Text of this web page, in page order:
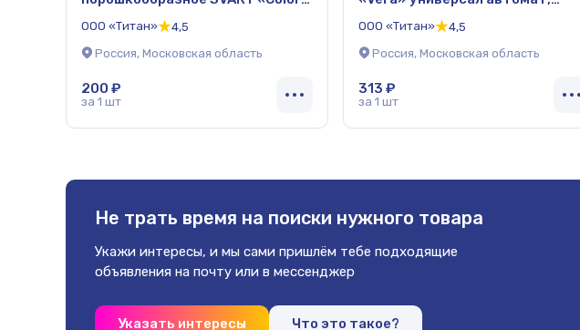
ООО «Титан»
4,5
Россия, Московская область
200 ₽
за 1 шт
ООО «Титан»
4,5
Россия, Московская область
313 ₽
за 1 шт
Не трать время на поиски нужного товара
Укажи интересы, и мы сами пришлём тебе подходящие
объявления на почту или в мессенджер
Указать интересы Что это такое?